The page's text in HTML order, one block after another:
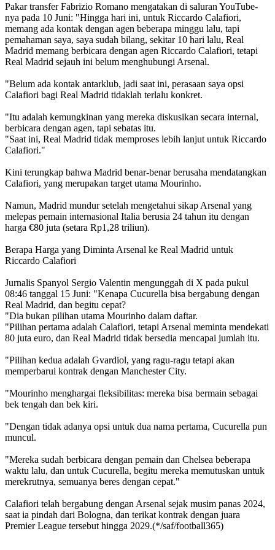
Pakar transfer Fabrizio Romano mengatakan di saluran YouTube-
nya pada 10 Juni: "Hingga hari ini, untuk Riccardo Calafiori,
memang ada kontak dengan agen beberapa minggu lalu, tapi
pemahaman saya, saya sudah bilang, sekitar 10 hari lalu, Real
Madrid memang berbicara dengan agen Riccardo Calafiori, tetapi
Real Madrid sejauh ini belum menghubungi Arsenal.
"Belum ada kontak antarklub, jadi saat ini, perasaan saya opsi
Calafiori bagi Real Madrid tidaklah terlalu konkret.
"Itu adalah kemungkinan yang mereka diskusikan secara internal,
berbicara dengan agen, tapi sebatas itu.
"Saat ini, Real Madrid tidak memproses lebih lanjut untuk Riccardo
Calafiori."
Kini terungkap bahwa Madrid benar-benar berusaha mendatangkan
Calafiori, yang merupakan target utama Mourinho.
Namun, Madrid mundur setelah mengetahui sikap Arsenal yang
melepas pemain internasional Italia berusia 24 tahun itu dengan
harga €80 juta (setara Rp1,28 triliun).
Berapa Harga yang Diminta Arsenal ke Real Madrid untuk
Riccardo Calafiori
Jurnalis Spanyol Sergio Valentin mengunggah di X pada pukul
08:46 tanggal 15 Juni: "Kenapa Cucurella bisa bergabung dengan
Real Madrid, dan begitu cepat?
"Dia bukan pilihan utama Mourinho dalam daftar.
"Pilihan pertama adalah Calafiori, tetapi Arsenal meminta mendekati
80 juta euro, dan Real Madrid tidak bersedia mencapai jumlah itu.
"Pilihan kedua adalah Gvardiol, yang ragu-ragu tetapi akan
memperbarui kontrak dengan Manchester City.
"Mourinho menghargai fleksibilitas: mereka bisa bermain sebagai
bek tengah dan bek kiri.
"Dengan tidak adanya opsi untuk dua nama pertama, Cucurella pun
muncul.
"Mereka sudah berbicara dengan pemain dan Chelsea beberapa
waktu lalu, dan untuk Cucurella, begitu mereka memutuskan untuk
merekrutnya, semuanya beres dengan cepat."
Calafiori telah bergabung dengan Arsenal sejak musim panas 2024,
saat ia pindah dari Bologna, dan terikat kontrak dengan juara
Premier League tersebut hingga 2029.(*/saf/football365)